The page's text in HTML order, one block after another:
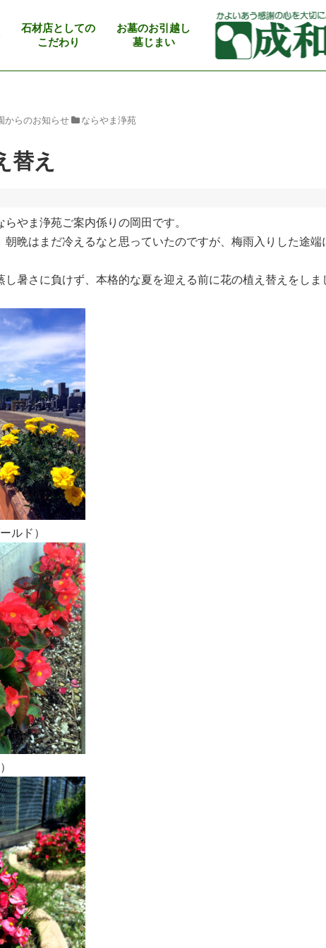
石材店としての
こだわり
お墓のお引越し
墓じまい
からのお知らせ ならやま浄苑
替え
らやま浄苑ご案内係りの岡田です。
朝晩はまだ冷えるなと思っていたのですが、梅雨入りした途
し暑さに負けず、本格的な夏を迎える前に花の植え替えをし
ルド）